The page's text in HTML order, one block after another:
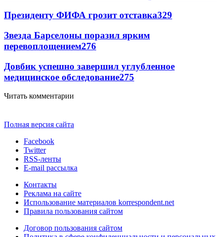
Президенту ФИФА грозит отставка329
Звезда Барселоны поразил ярким
перевоплощением276
Довбик успешно завершил углубленное
медицинское обследование275
Читать комментарии
Полная версия сайта
Facebook
Twitter
RSS-ленты
E-mail рассылка
Контакты
Реклама на сайте
Использование материалов korrespondent.net
Правила пользования сайтом
Договор пользования сайтом